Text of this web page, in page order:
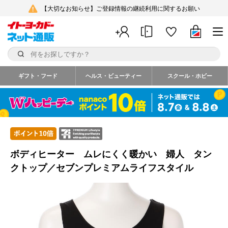
【大切なお知らせ】ご登録情報の継続利用に関するお願い
ギフト・フード ヘルス・ビューティー スクール・ホビー
ボディヒーター ムレにくく暖かい 婦人 タン
クトップ／セブンプレミアムライフスタイル